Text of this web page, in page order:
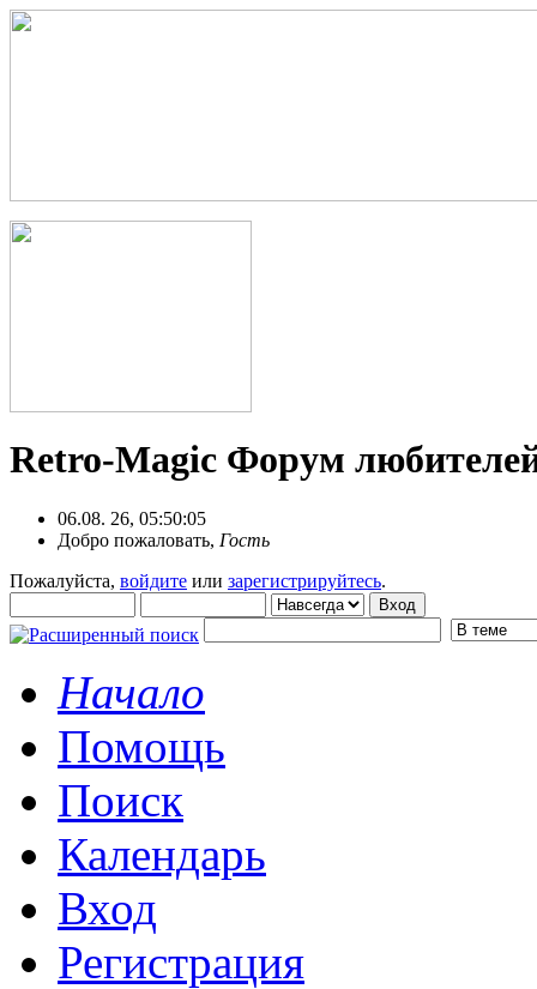
Retro-Magic Форум
06.08. 26, 05:50:05
Добро пожаловать, Гость
Пожалуйста, войдите или зарегистрируйтесь.
Начало
Помощь
Поиск
Календарь
Вход
Регистрация